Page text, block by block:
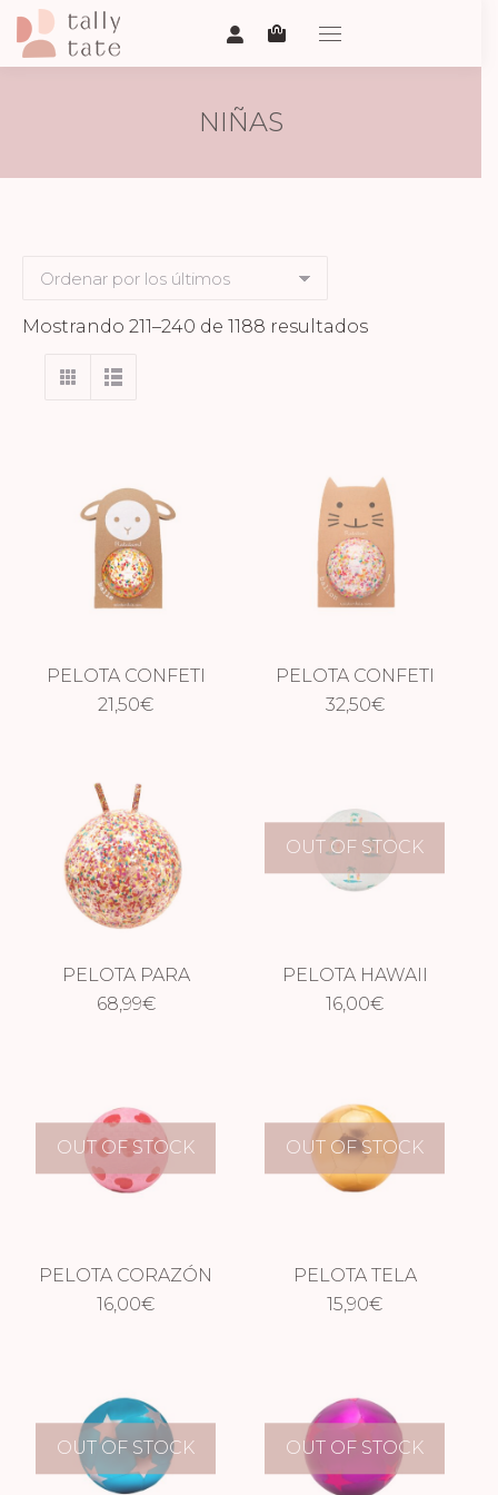
NIÑAS
Mostrando 211–240 de 1188 resultadosOrdenado
PELOTA CONFETI
MULTICOLOR 10
21,50€
PELOTA CONFETI
MULTICOLOR 22
32,50€
PELOTA PARA
SALTAR CONFETI
68,99€
OUT OF STOCK
PELOTA HAWAII
ESTAMPADA
16,00€
OUT OF STOCK
PELOTA CORAZÓN
ESTAMPADA
16,00€
OUT OF STOCK
PELOTA TELA
DORADA FÚTBOL
15,90€
OUT OF STOCK OUT OF STOCK